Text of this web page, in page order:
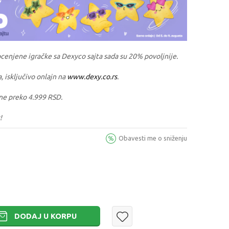
igračke sa Dexyco sajta sada su 20% povoljnije.
isključivo onlajn na www.dexy.co.rs.
preko 4.999 RSD.
Obavesti me o sniženju
DODAJ U KORPU